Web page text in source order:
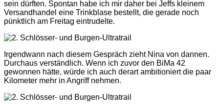
sein dürften. Spontan habe ich mir daher bei Jeffs kleinem
Versandhandel eine Trinkblase bestellt, die gerade noch
pünktlich am Freitag eintrudelte.
Irgendwann nach diesem Gespräch zieht Nina von dannen.
Durchaus verständlich. Wenn ich zuvor den BiMa 42
gewonnen hätte, würde ich auch derart ambitioniert die paar
Kilometer mehr in Angriff nehmen.